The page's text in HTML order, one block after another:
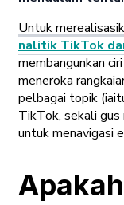
Untuk
nalitik TikTok
membangunkan
meneroka
pelbagai topik
TikTok, sekali gus
untuk menavigasi